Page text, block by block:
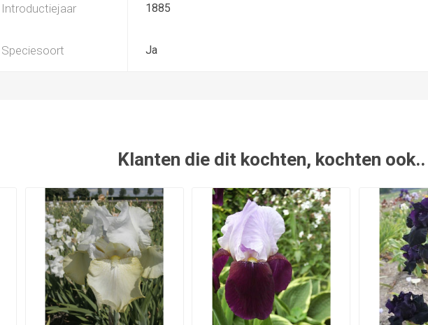
Introductiejaar 1885
Speciesoort Ja
Klanten die dit kochten, kochten ook..